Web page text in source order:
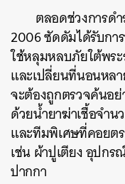
ตลอดช่วงการด
2006 ซัดดัมได้รับกา
ใช้หลุมหลบภัยใต้พร
และเปลี่ยนที่นอนหล
จะต้องถูกตรวจค้นอ
ด้วยน้ำยาฆ่าเชื้อจำ
และทีมพิเศษที่คอยต
เช่น ผ้าปูเตียง อุปก
ปากกา